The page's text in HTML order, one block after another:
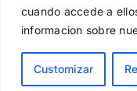
cuando accede a
informacion sobre
Customizar
Warning: Undefined
/home/demopwcr/
mobile-sharebar/